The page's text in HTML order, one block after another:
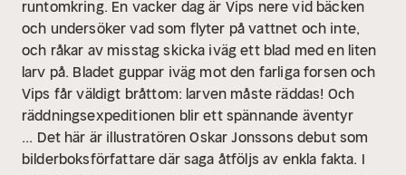
runtomkring. En vacker dag är Vips nere vid bäcken
och undersöker vad som flyter på vattnet och inte,
och råkar av misstag skicka iväg ett blad med en liten
larv på. Bladet guppar iväg mot den farliga forsen och
Vips får väldigt bråttom: larven måste räddas! Och
räddningsexpeditionen blir ett spännande äventyr
... Det här är illustratören Oskar Jonssons debut som
bilderboksförfattare där saga åtföljs av enkla fakta. I